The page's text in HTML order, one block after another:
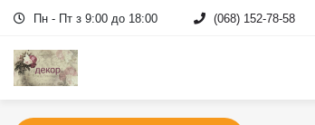
Пн - Пт з 9:00 до 18:00 (068) 152-78-58